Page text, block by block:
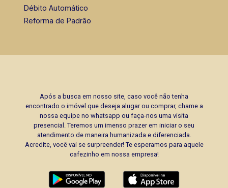
Débito Automático
Reforma de Padrão
Após a busca em nosso site, caso você não tenha
encontrado o imóvel que deseja alugar ou comprar, chame a
nossa equipe no whatsapp ou faça-nos uma visita
presencial. Teremos um imenso prazer em iniciar o seu
atendimento de maneira humanizada e diferenciada.
Acredite, você vai se surpreender! Te esperamos para aquele
cafezinho em nossa empresa!